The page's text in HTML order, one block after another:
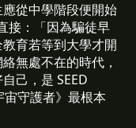
從中學階段便開始
接：「因為騙徒早
育若等到大學才開
無處不在的時代，
己，是 SEED
守護者》最根本